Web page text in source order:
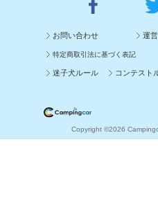
お問い合わせ 運
特定商取引法に基づく表記
迷子犬ルール コンテスト
Copyright ©2026